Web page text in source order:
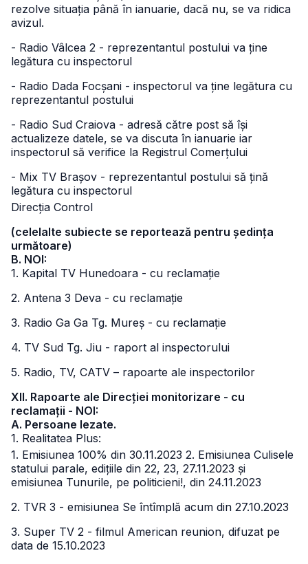
rezolve situația până în ianuarie, dacă nu, se va ridica
avizul.
- Radio Vâlcea 2 - reprezentantul postului va ține
legătura cu inspectorul
- Radio Dada Focșani - inspectorul va ține legătura cu
reprezentantul postului
- Radio Sud Craiova - adresă către post să își
actualizeze datele, se va discuta în ianuarie iar
inspectorul să verifice la Registrul Comerțului
- Mix TV Brașov - reprezentantul postului să țină
legătura cu inspectorul
Direcția Control
(celelalte subiecte se reportează pentru ședința
următoare)
B. NOI:
1. Kapital TV Hunedoara - cu reclamație
2. Antena 3 Deva - cu reclamație
3. Radio Ga Ga Tg. Mureș - cu reclamație
4. TV Sud Tg. Jiu - raport al inspectorului
5. Radio, TV, CATV – rapoarte ale inspectorilor
XII. Rapoarte ale Direcției monitorizare - cu
reclamații - NOI:
A. Persoane lezate.
1. Realitatea Plus:
1. Emisiunea 100% din 30.11.2023 2. Emisiunea Culisele
statului parale, edițiile din 22, 23, 27.11.2023 și
emisiunea Tunurile, pe politicieni!, din 24.11.2023
2. TVR 3 - emisiunea Se întîmplă acum din 27.10.2023
3. Super TV 2 - filmul American reunion, difuzat pe
data de 15.10.2023